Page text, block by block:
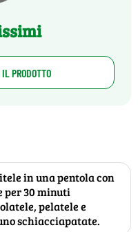
PRODOTTO
in una pentola con
per 30 minuti
pelatele e
schiacciapatate.